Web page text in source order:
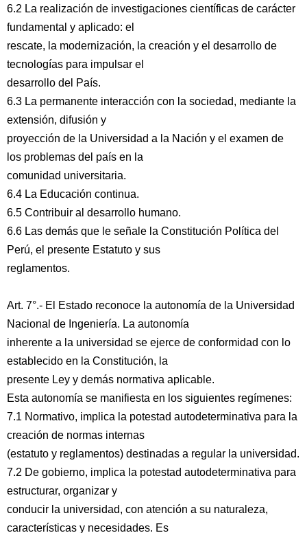
6.2 La realización de investigaciones científicas de carácter
fundamental y aplicado: el
rescate, la modernización, la creación y el desarrollo de
tecnologías para impulsar el
desarrollo del País.
6.3 La permanente interacción con la sociedad, mediante la
extensión, difusión y
proyección de la Universidad a la Nación y el examen de
los problemas del país en la
comunidad universitaria.
6.4 La Educación continua.
6.5 Contribuir al desarrollo humano.
6.6 Las demás que le señale la Constitución Política del
Perú, el presente Estatuto y sus
reglamentos.
Art. 7°.- El Estado reconoce la autonomía de la Universidad
Nacional de Ingeniería. La autonomía
inherente a la universidad se ejerce de conformidad con lo
establecido en la Constitución, la
presente Ley y demás normativa aplicable.
Esta autonomía se manifiesta en los siguientes regímenes:
7.1 Normativo, implica la potestad autodeterminativa para la
creación de normas internas
(estatuto y reglamentos) destinadas a regular la universidad.
7.2 De gobierno, implica la potestad autodeterminativa para
estructurar, organizar y
conducir la universidad, con atención a su naturaleza,
características y necesidades. Es